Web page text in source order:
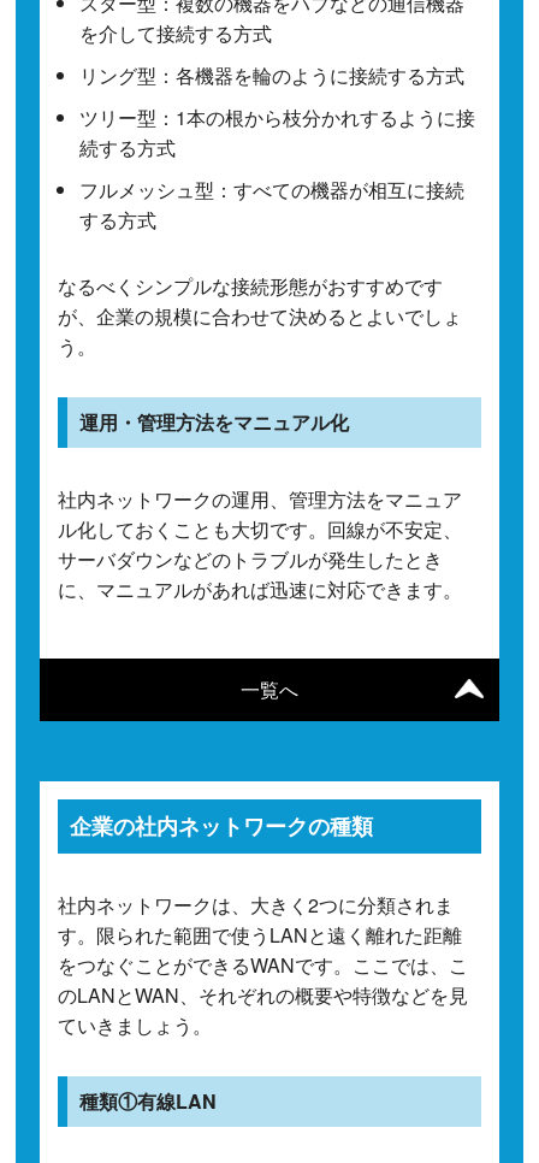
一覧へ
を介して接続する方式
リング型：各機器を輪のように接続する方式
ツリー型：1本の根から枝分かれするように接
続する方式
フルメッシュ型：すべての機器が相互に接続
する方式
なるべくシンプルな接続形態がおすすめです
が、企業の規模に合わせて決めるとよいでしょ
う。
運用・管理方法をマニュアル化
社内ネットワークの運用、管理方法をマニュア
ル化しておくことも大切です。回線が不安定、
サーバダウンなどのトラブルが発生したとき
に、マニュアルがあれば迅速に対応できます。
企業の社内ネットワークの種類
社内ネットワークは、大きく2つに分類されま
す。限られた範囲で使うLANと遠く離れた距離
をつなぐことができるWANです。ここでは、こ
のLANとWAN、それぞれの概要や特徴などを見
ていきましょう。
種類①有線LAN